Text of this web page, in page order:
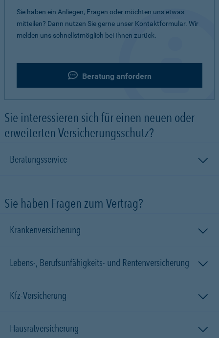
Sie haben ein Anliegen, Fragen oder möchten uns etwas
mitteilen? Dann nutzen Sie gerne unser Kontaktformular. Wir
melden uns schnellstmöglich bei Ihnen zurück.
Beratung anfordern
Sie interessieren sich für einen neuen oder
erweiterten Versicherungsschutz?
Beratungsservice
Sie haben Fragen zum Vertrag?
Krankenversicherung
Lebens-, Berufsunfähigkeits- und Rentenversicherung
Kfz-Versicherung
Hausratversicherung